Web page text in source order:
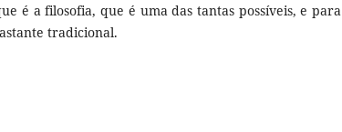
é a filosofia, que é uma das tantas possíveis, e para
tradicional.